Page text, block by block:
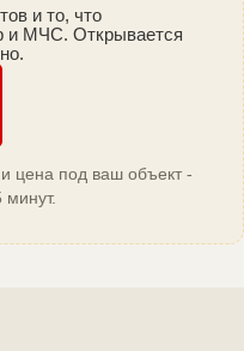
и то, что
и МЧС. Открывается
цена под ваш объект -
минут.